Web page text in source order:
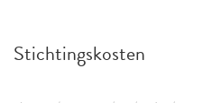
Stichtingskosten